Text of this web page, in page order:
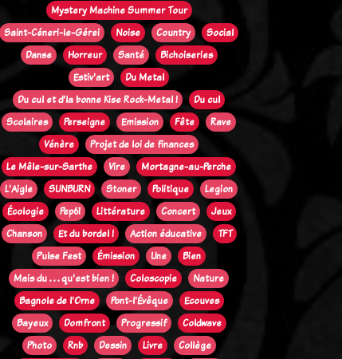
Mystery Machine Summer Tour
Saint-Céneri-le-Gérei
Noise Country
Social
Danse
Horreur Santé
Bichoiseries
Estiv'art
Du Metal
Du cul et d'la bonne Kise Rock-Metal !
Du cul
Scolaires
Perseigne Emission Fête
Rave
Vénère
Projet de loi de finances
Le Mêle-sur-Sarthe
Vire
Mortagne-au-Perche
L'Aigle
SUNBURN Stoner Politique
Legion
Écologie
Pep61 Littérature Concert
Jeux
Chanson
Et du bordel ! Action éducative
TFT
Pulse Fest
Émission Une
Bien
Mais du . . . qu'est bien !
Coloscopie
Nature
Bagnole de l'Orne
Pont-l'Évêque
Ecouves
Bayeux
Domfront Progressif
Coldwave
Photo
Rnb Dessin Livre
Collège